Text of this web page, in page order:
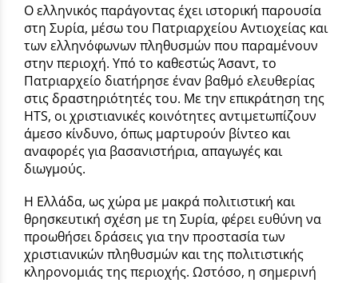
Ο ελληνικός παράγοντας έχει ιστορική παρουσία
στη Συρία, μέσω του Πατριαρχείου Αντιοχείας και
των ελληνόφωνων πληθυσμών που παραμένουν
στην περιοχή. Υπό το καθεστώς Άσαντ, το
Πατριαρχείο διατήρησε έναν βαθμό ελευθερίας
στις δραστηριότητές του. Με την επικράτηση της
HTS, οι χριστιανικές κοινότητες αντιμετωπίζουν
άμεσο κίνδυνο, όπως μαρτυρούν βίντεο και
αναφορές για βασανιστήρια, απαγωγές και
διωγμούς.
Η Ελλάδα, ως χώρα με μακρά πολιτιστική και
θρησκευτική σχέση με τη Συρία, φέρει ευθύνη να
προωθήσει δράσεις για την προστασία των
χριστιανικών πληθυσμών και της πολιτιστικής
κληρονομιάς της περιοχής. Ωστόσο, η σημερινή